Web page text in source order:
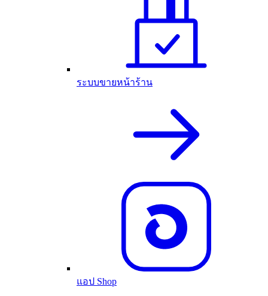
ระบบขายหน้าร้าน
แอป Shop